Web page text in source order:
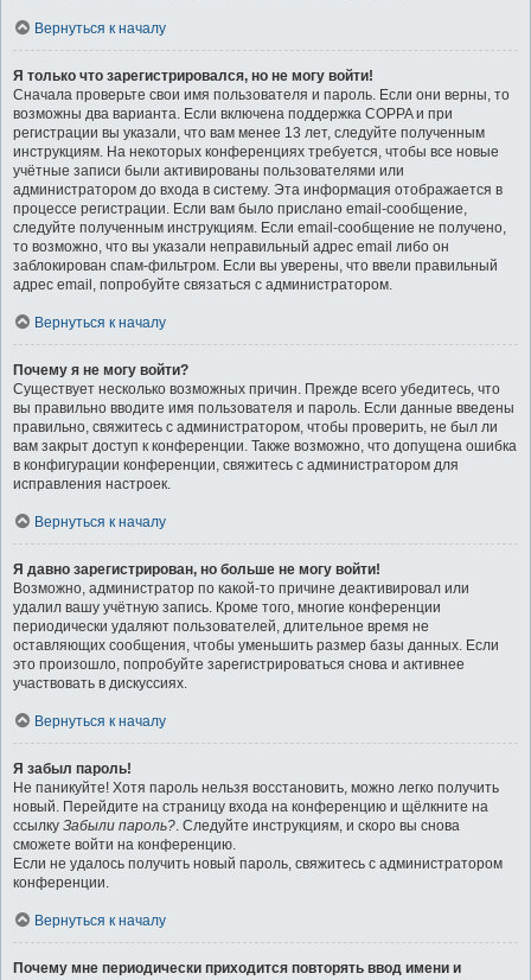
Вернуться к началу
Я только что зарегистрировался, но не могу войти!
Сначала проверьте свои имя пользователя и пароль. Если они верны, то
возможны два варианта. Если включена поддержка COPPA и при
регистрации вы указали, что вам менее 13 лет, следуйте полученным
инструкциям. На некоторых конференциях требуется, чтобы все новые
учётные записи были активированы пользователями или
администратором до входа в систему. Эта информация отображается в
процессе регистрации. Если вам было прислано email-сообщение,
следуйте полученным инструкциям. Если email-сообщение не получено,
то возможно, что вы указали неправильный адрес email либо он
заблокирован спам-фильтром. Если вы уверены, что ввели правильный
адрес email, попробуйте связаться с администратором.
Вернуться к началу
Почему я не могу войти?
Существует несколько возможных причин. Прежде всего убедитесь, что
вы правильно вводите имя пользователя и пароль. Если данные введены
правильно, свяжитесь с администратором, чтобы проверить, не был ли
вам закрыт доступ к конференции. Также возможно, что допущена ошибка
в конфигурации конференции, свяжитесь с администратором для
исправления настроек.
Вернуться к началу
Я давно зарегистрирован, но больше не могу войти!
Возможно, администратор по какой-то причине деактивировал или
удалил вашу учётную запись. Кроме того, многие конференции
периодически удаляют пользователей, длительное время не
оставляющих сообщения, чтобы уменьшить размер базы данных. Если
это произошло, попробуйте зарегистрироваться снова и активнее
участвовать в дискуссиях.
Вернуться к началу
Я забыл пароль!
Не паникуйте! Хотя пароль нельзя восстановить, можно легко получить
новый. Перейдите на страницу входа на конференцию и щёлкните на
ссылку Забыли пароль?. Следуйте инструкциям, и скоро вы снова
сможете войти на конференцию.
Если не удалось получить новый пароль, свяжитесь с администратором
конференции.
Вернуться к началу
Почему мне периодически приходится повторять ввод имени и